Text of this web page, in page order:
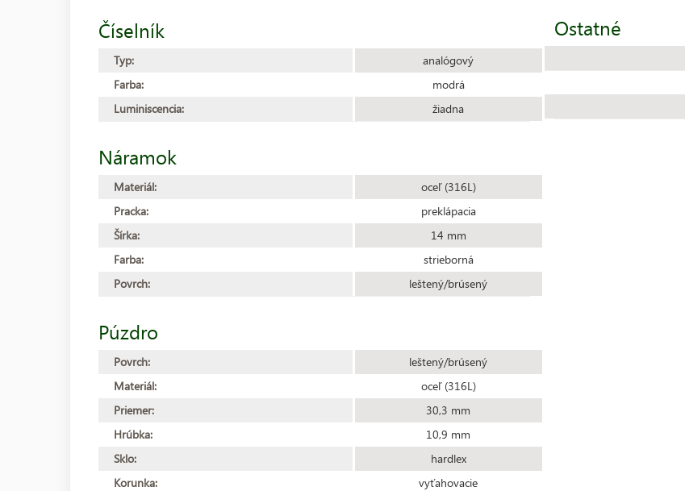
Číselník
Typ:
analógový
Farba:
modrá
Luminiscencia:
žiadna
Náramok
Materiál:
oceľ (316L)
Pracka:
preklápacia
Šírka:
14 mm
Farba:
strieborná
Povrch:
leštený/brúsený
Púzdro
Povrch:
leštený/brúsený
Materiál:
oceľ (316L)
Priemer:
30,3 mm
Hrúbka:
10,9 mm
Sklo:
hardlex
Korunka:
vyťahovacie
Ostatné